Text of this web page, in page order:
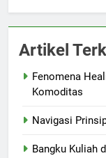
Artikel
Fenomena
Komoditas
Navigasi
Bangku Kuliah